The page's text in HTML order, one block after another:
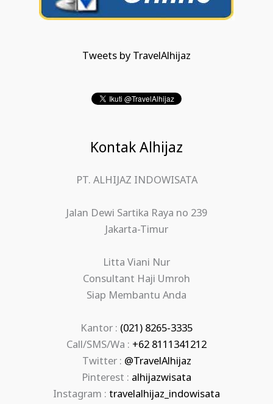
Tweets by TravelAlhijaz
Kontak Alhijaz
PT. ALHIJAZ INDOWISATA
Jalan Dewi Sartika Raya no 239
Jakarta-Timur
Litta Viani Nur
Consultant Haji Umroh
Siap Membantu Anda
Kantor : (021) 8265-3335
Call/SMS/Wa : +62 8111341212
Twitter : @TravelAlhijaz
Pinterest : alhijazwisata
Instagram : travelalhijaz_indowisata